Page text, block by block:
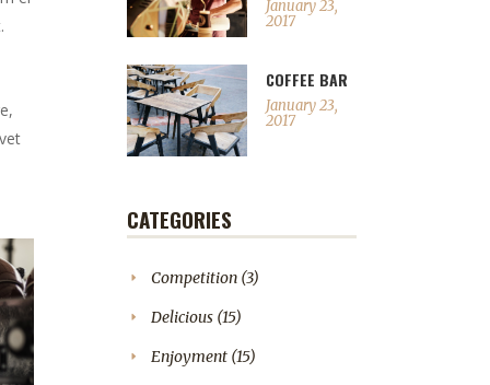
January 23,
2017
COFFEE BAR
January 23,
2017
CATEGORIES
Competition (3)
Delicious (15)
Enjoyment (15)